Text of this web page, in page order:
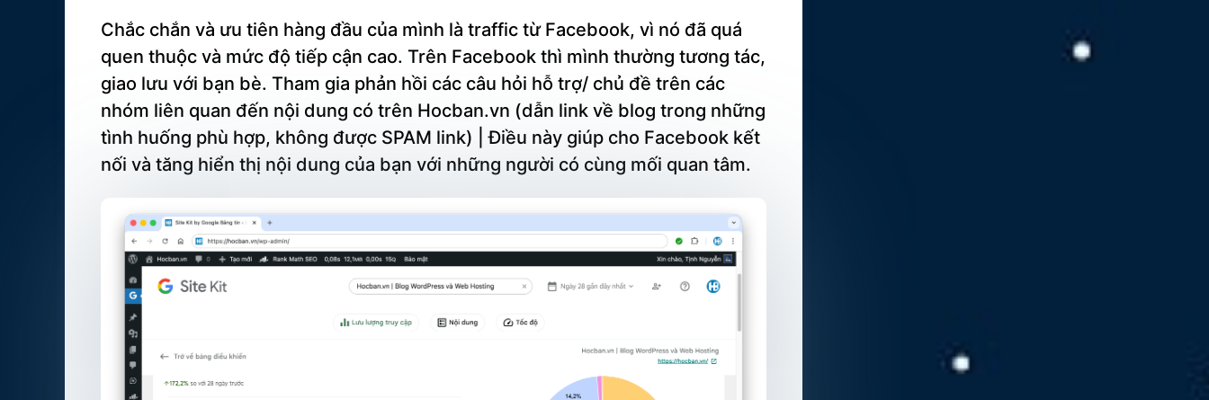
Chắc chắn và ưu tiên hàng đầu của mình là traffic từ Facebook, vì nó đã quá
quen thuộc và mức độ tiếp cận cao. Trên Facebook thì mình thường tương tác,
giao lưu với bạn bè. Tham gia phản hồi các câu hỏi hỗ trợ/ chủ đề trên các
nhóm liên quan đến nội dung có trên Hocban.vn (dẫn link về blog trong những
tình huống phù hợp, không được SPAM link) | Điều này giúp cho Facebook kết
nối và tăng hiển thị nội dung của bạn với những người có cùng mối quan tâm.